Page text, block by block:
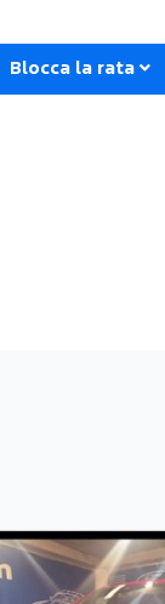
Blocca la rata